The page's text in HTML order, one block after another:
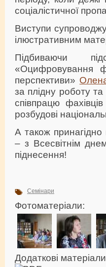
соціалістичної
Виступи
ілюстративним
Підбиваючи
«Оцифровування
перспективи»
за плідну роботу
співпрацю
розбудові
А також
– з Всесвітнім
піднесення!
Семінари
Фотоматеріали:
Додаткові